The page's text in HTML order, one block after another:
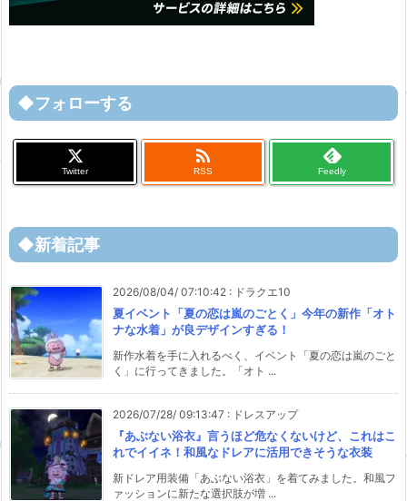
◆フォローする
Twitter

RSS Feedly
◆新着記事
2026/08/04/ 07:10:42 : ドラクエ10
夏イベント「夏の恋は嵐のごとく」今年の新作「オト
ナな水着」が良デザインすぎる！
新作水着を手に入れるべく、イベント「夏の恋は嵐のごと
く」に行ってきました。「オト ...
2026/07/28/ 09:13:47 : ドレスアップ
『あぶない浴衣』言うほど危なくないけど、これはこ
れでイイネ！和風なドレアに活用できそうな衣装
新ドレア用装備「あぶない浴衣」を着てみました。和風フ
ァッションに新たな選択肢が増 ...